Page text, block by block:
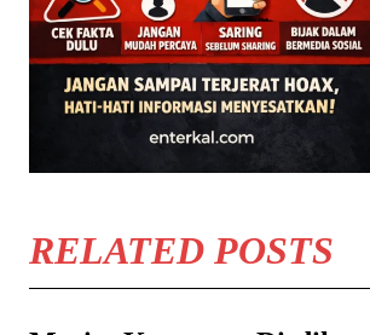
RELATED POSTS